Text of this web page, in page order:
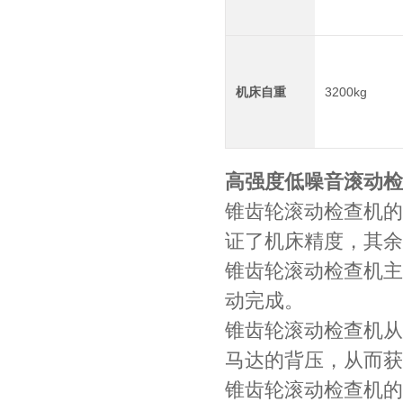
机床自重 3200kg
高强度低噪音滚动
锥齿轮滚动检查机
证了机床精度，其
锥齿轮滚动检查机
动完成。
锥齿轮滚动检查机
马达的背压，从而
锥齿轮滚动检查机